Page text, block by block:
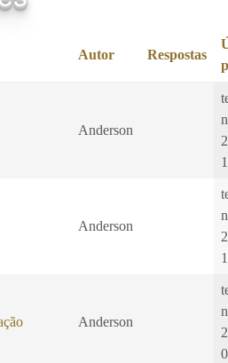
Autor Respostas
Anderson
Anderson
Anderson